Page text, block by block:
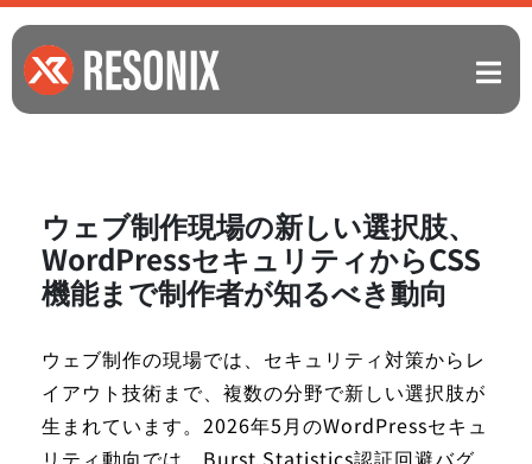
ウェブ制作現場の新しい選択肢、
WordPressセキュリティからCSS
機能まで制作者が知るべき動向
ウェブ制作の現場では、セキュリティ対策からレ
イアウト技術まで、複数の分野で新しい選択肢が
生まれています。2026年5月のWordPressセキュ
リティ動向では、Burst Statistics認証回避バグ